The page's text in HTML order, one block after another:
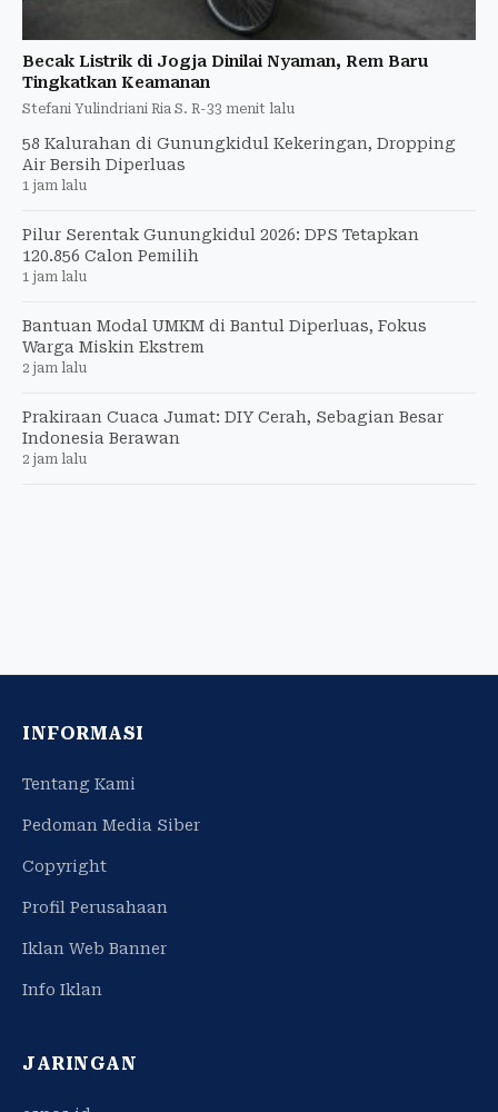
Becak Listrik di Jogja Dinilai Nyaman, Rem Baru
Tingkatkan Keamanan
Stefani Yulindriani Ria S. R-33 menit lalu
58 Kalurahan di Gunungkidul Kekeringan, Dropping
Air Bersih Diperluas
1 jam lalu
Pilur Serentak Gunungkidul 2026: DPS Tetapkan
120.856 Calon Pemilih
1 jam lalu
Bantuan Modal UMKM di Bantul Diperluas, Fokus
Warga Miskin Ekstrem
2 jam lalu
Prakiraan Cuaca Jumat: DIY Cerah, Sebagian Besar
Indonesia Berawan
2 jam lalu
INFORMASI
Tentang Kami
Pedoman Media Siber
Copyright
Profil Perusahaan
Iklan Web Banner
Info Iklan
JARINGAN